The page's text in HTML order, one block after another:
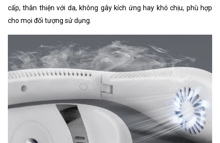
cấp, thân thiện với da, không gây kích ứng hay khó chịu, phù hợp
cho mọi đối tượng sử dụng.